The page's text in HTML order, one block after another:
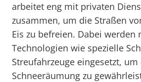
arbeitet eng mit privaten
zusammen, um die Straßen
Eis zu befreien. Dabei werden
Technologien wie spezielle
Streufahrzeuge eingesetzt,
Schneeräumung zu